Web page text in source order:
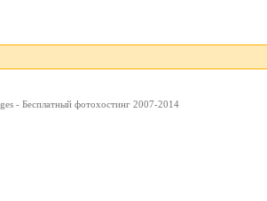
- Бесплатный фотохостинг 2007-2014